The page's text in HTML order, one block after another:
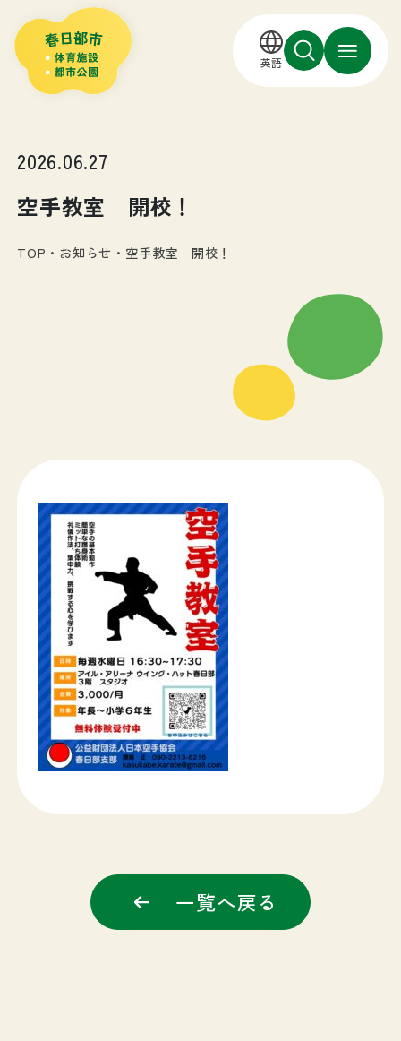
英語
2026.06.27
空手教室 開校！
TOP ・ お知らせ ・ 空手教室 開校！
一覧へ戻る